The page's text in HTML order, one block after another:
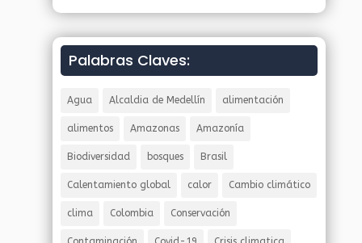
Palabras Claves:
Agua Alcaldia de Medellín alimentación
alimentos Amazonas Amazonía
Biodiversidad bosques Brasil
Calentamiento global calor Cambio climático
clima Colombia Conservación